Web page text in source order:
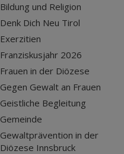
Bildung und Religion
Denk Dich Neu Tirol
Exerzitien
Franziskusjahr 2026
Frauen in der Diözese
Gegen Gewalt an Frauen
Geistliche Begleitung
Gemeinde
Gewaltprävention in der
Diözese Innsbruck